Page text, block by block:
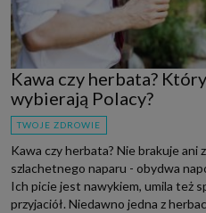
Kawa czy herbata?
wybierają Polacy?
TWOJE ZDROWIE
Kawa czy herbata? Nie brakuje ani
szlachetnego naparu - obydwa
Ich picie jest nawykiem, umila też
przyjaciół. Niedawno jedna z